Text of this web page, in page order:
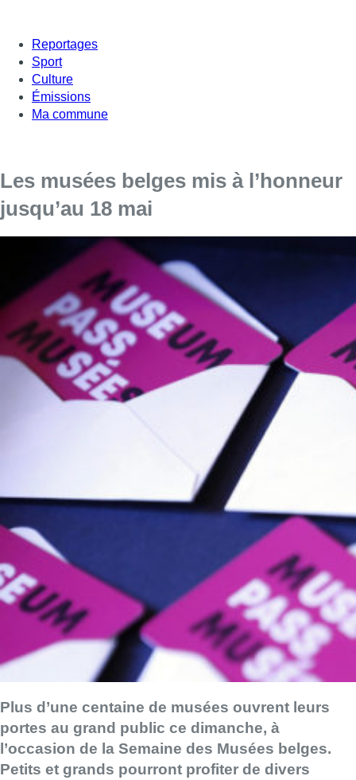
Reportages
Sport
Culture
Émissions
Ma commune
Les musées belges mis à l’honneur
jusqu’au 18 mai
Plus d’une centaine de musées ouvrent leurs
portes au grand public ce dimanche, à
l’occasion de la Semaine des Musées belges.
Petits et grands pourront profiter de divers